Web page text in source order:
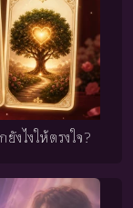
งไงให้ตรงใจ?